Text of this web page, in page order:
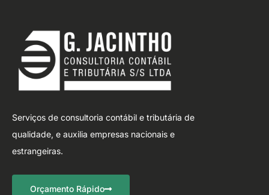
Serviços de consultoria contábil e tributária de
qualidade, e auxilia empresas nacionais e
estrangeiras.
Orçamento Rápido